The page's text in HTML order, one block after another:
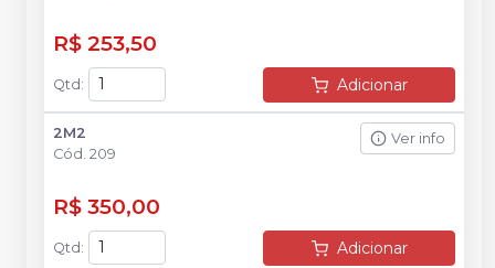
R$ 253,50
Qtd : Adicionar
2M2
Cód. 209
Ver info
R$ 350,00
Qtd : Adicionar